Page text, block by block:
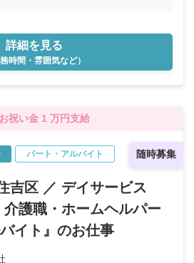
詳細を見る
務時間・雰囲気など）
祝い金 1 万円支給
随時募集
パート・アルバイト
吉区 ／ デイサービス
介護職・ホームヘルパー
イト』のお仕事